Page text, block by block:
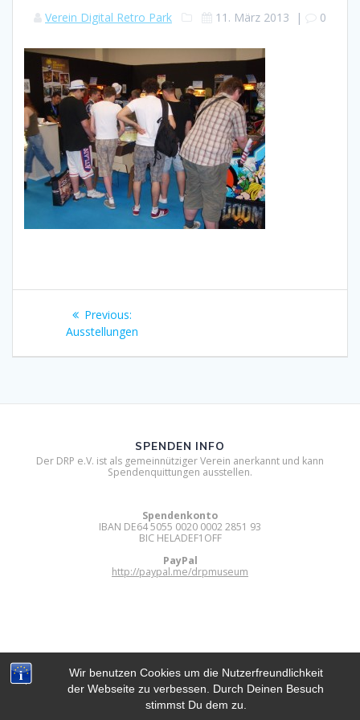
Wir benutzen Cookies um die Nutzerfreundlichkeit
der Webseite zu verbessen. Durch Deinen Besuch
stimmst Du dem zu.
Verein Digital Retro Park 11. März 2013 | 0
Beitragsnavigation
Previous:Previous
post:
Ausstellungen
DIGITAL RETRO PARK E.V.
SPENDEN INFO
Der DRP e.V. ist als gemeinnütziger Verein anerkannt und kann
Spendenquittungen ausstellen.
Spendenkonto
IBAN DE64 5055 0020 0002 2851 93
BIC HELADEF1OFF
PayPal
http://paypal.me/drpmuseum